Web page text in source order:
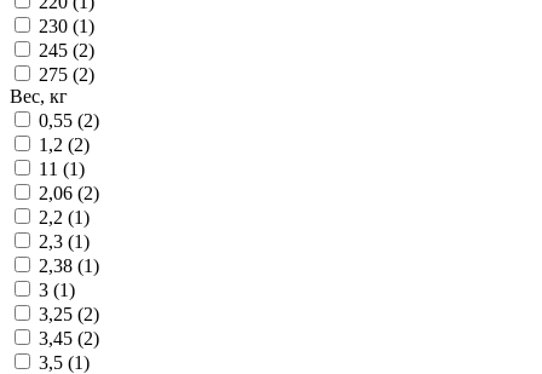
230 (1)
245 (2)
275 (2)
Вес, кг
0,55 (2)
1,2 (2)
11 (1)
2,06 (2)
2,2 (1)
2,3 (1)
2,38 (1)
3 (1)
3,25 (2)
3,45 (2)
3,5 (1)